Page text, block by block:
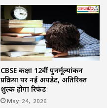
CBSE कक्षा 12वीं पुनर्मूल्यांकन
प्रक्रिया पर नई अपडेट, अतिरिक्त
शुल्क होगा रिफंड
May 24, 2026